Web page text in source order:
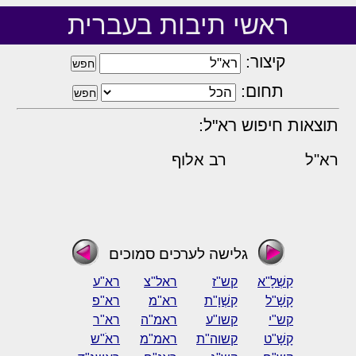
ראשי תיבות בעברית
קיצור:
תחום:
תוצאות חיפוש רא"ל:
רא"ל רב אלוף
גלישה לערכים סמוכים
קַשְׁלָ"א קש"ז ראל"צ
רא"ע
קָשָׁ"ל
קַשְׁוָ"ת רא"מ
רא"פ
קש"י
קשו"ע ראמ"ה
רא"ר
קָשָׁ"ט
קשוה"ת ראמ"מ
ראֹ"ש